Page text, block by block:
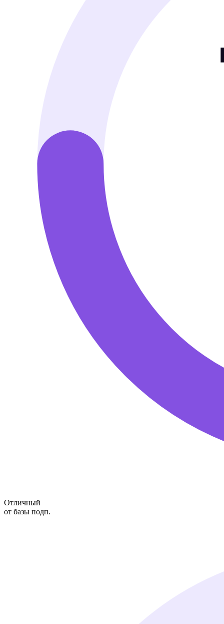
Отличный
от базы подп.